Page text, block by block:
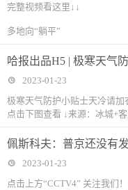
完整视频看这里↓↓
多地向“躺平”
哈报出品H5 | 极寒天气
2023-01-23
极寒天气防护小贴士天冷请加
点击下图查看 ↓来源：冰城+
佩斯科夫：普京还没有
2023-01-23
点击上方“CCTV4” 关注我们